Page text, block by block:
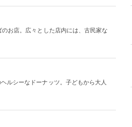
お店。広々とした店内には、古民家な
ルシーなドーナッツ。子どもから大人